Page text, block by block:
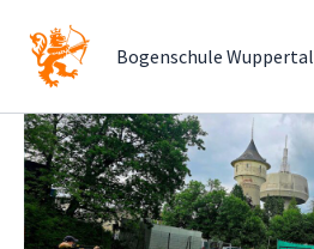
Inhalt
springen
Bogenschule Wuppertal